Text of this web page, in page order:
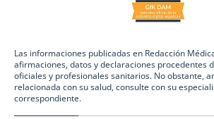
Las informaciones publicadas en Redacción
afirmaciones, datos y declaraciones procedentes
oficiales y profesionales sanitarios. No obstante,
relacionada con su salud, consulte con su
correspondiente.